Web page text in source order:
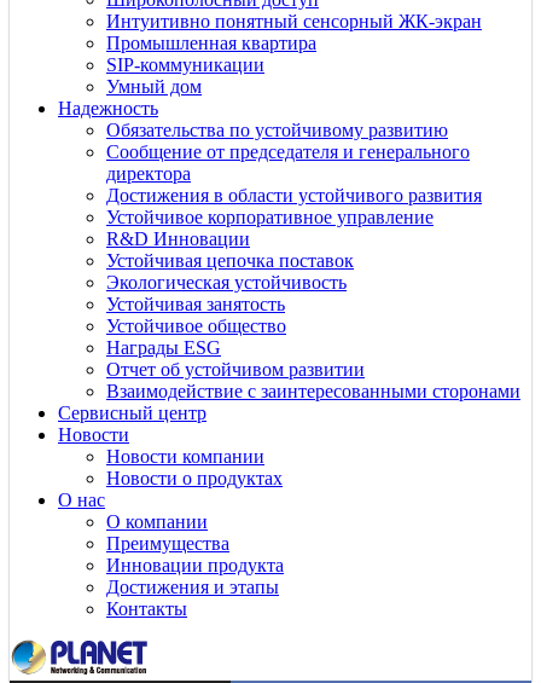
Интуитивно понятный сенсорный ЖК-экран
Промышленная квартира
SIP-коммуникации
Умный дом
Надежность
Обязательства по устойчивому развитию
Сообщение от председателя и генерального
директора
Достижения в области устойчивого развития
Устойчивое корпоративное управление
R&D Инновации
Устойчивая цепочка поставок
Экологическая устойчивость
Устойчивая занятость
Устойчивое общество
Награды ESG
Отчет об устойчивом развитии
Взаимодействие с заинтересованными сторонами
Сервисный центр
Новости
Новости компании
Новости о продуктах
О нас
О компании
Преимущества
Инновации продукта
Достижения и этапы
Контакты